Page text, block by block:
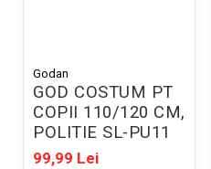
Godan
GOD COSTUM PT
COPII 110/120 CM,
POLITIE SL-PU11
99,99 Lei